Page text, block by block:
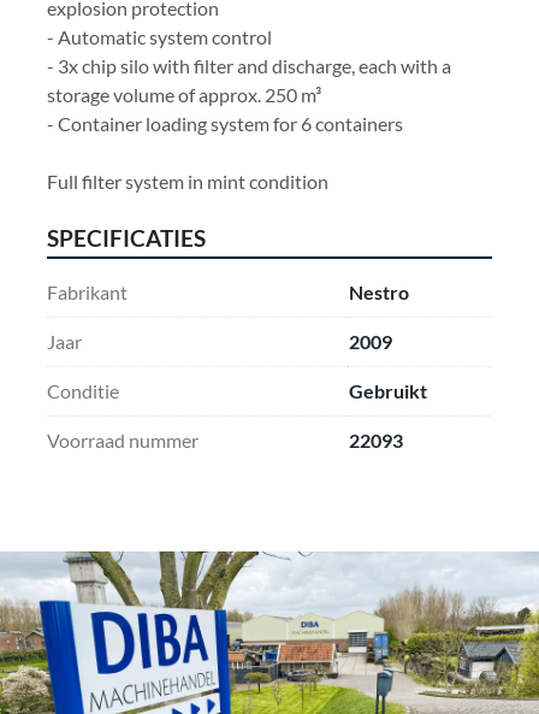
explosion protection
- Automatic system control
- 3x chip silo with filter and discharge, each with a
storage volume of approx. 250 m³
- Container loading system for 6 containers
Full filter system in mint condition
SPECIFICATIES
Fabrikant Nestro
Jaar 2009
Conditie Gebruikt
Voorraad nummer 22093